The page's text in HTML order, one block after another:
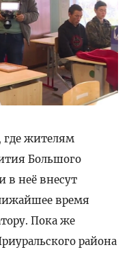
где жителям
Большого
в неё внесут
время
Пока же
района